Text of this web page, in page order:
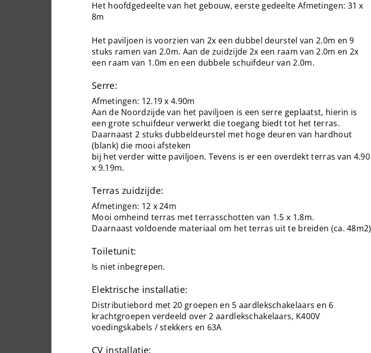
Het hoofdgedeelte van het gebouw, eerste gedeelte Afmetingen: 31 x
8m
Het paviljoen is voorzien van 2x een dubbel deurstel van 2.0m en 9
stuks ramen van 2.0m. Aan de zuidzijde 2x een raam van 2.0m en 2x
een raam van 1.0m en een dubbele schuifdeur van 2.0m.
Serre:
Afmetingen: 12.19 x 4.90m
Aan de Noordzijde van het paviljoen is een serre geplaatst, hierin is
een grote schuifdeur verwerkt die toegang biedt tot het terras.
Daarnaast 2 stuks dubbeldeurstel met hoge deuren van hardhout
(blank) die mooi afsteken
bij het verder witte paviljoen. Tevens is er een overdekt terras van 4.90
x 9.19m.
Terras zuidzijde:
Afmetingen: 12 x 24m
Mooi omheind terras met terrasschotten van 1.5 x 1.8m.
Daarnaast voldoende materiaal om het terras uit te breiden (ca. 48m2)
Toiletunit:
Is niet inbegrepen.
Elektrische installatie:
Distributiebord met 20 groepen en 5 aardlekschakelaars en 6
krachtgroepen verdeeld over 2 aardlekschakelaars, K400V
voedingskabels / stekkers en 63A
CV installatie: